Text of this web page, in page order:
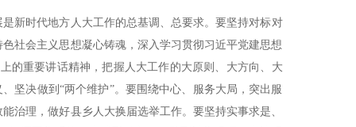
新时代地方人大工作的总基调、总要求。要坚持对标对
社会主义思想凝心铸魂，深入学习贯彻习近平党建思想
的重要讲话精神，把握人大工作的大原则、大方向、大
坚决做到“两个维护”。要围绕中心、服务大局，突出服
治理，做好县乡人大换届选举工作。要坚持实事求是、